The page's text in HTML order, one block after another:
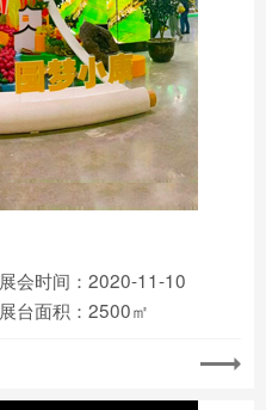
展会时间：2020-11-10
展台面积：2500㎡